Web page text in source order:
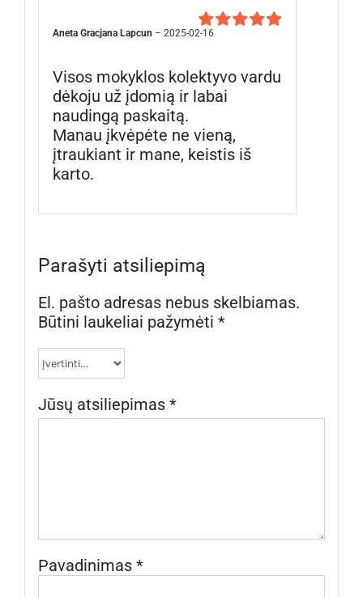
Aneta Gracjana Lapcun – 2025-02-16
Visos mokyklos kolektyvo vardu
dėkoju už įdomią ir labai
naudingą paskaitą.
Manau įkvėpėte ne vieną,
įtraukiant ir mane, keistis iš
karto.
Parašyti atsiliepimą
El. pašto adresas nebus skelbiamas.
Būtini laukeliai pažymėti *
Jūsų atsiliepimas *
Pavadinimas *